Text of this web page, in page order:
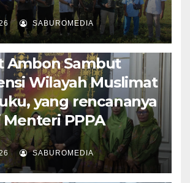
SABUROMEDIA
JURNALISME AKTIVIS
Ambon Sambut
Wilayah Muslimat
yang rencananya
PPPA
SABUROMEDIA
POLITIK & PEMERINTAHAN